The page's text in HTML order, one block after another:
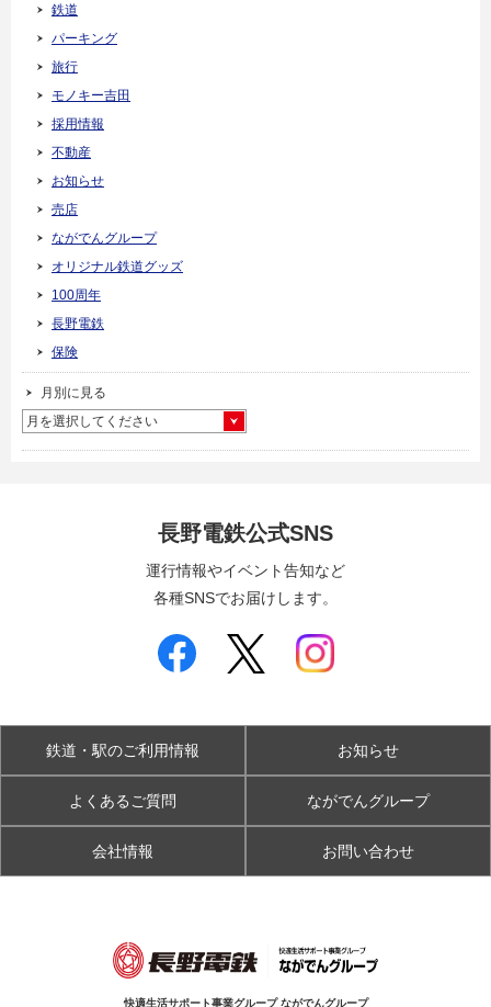
鉄道
パーキング
旅行
モノキー吉田
採用情報
不動産
お知らせ
売店
ながでんグループ
オリジナル鉄道グッズ
100周年
長野電鉄
保険
月別に見る
月を選択してください
長野電鉄公式SNS
運行情報やイベント告知など
各種SNSでお届けします。
鉄道・駅のご利用情報 お知らせ
よくあるご質問 ながでんグループ
会社情報 お問い合わせ
快適生活サポート事業グループ ながでんグループ